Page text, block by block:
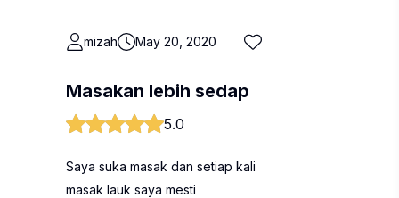
mizah May 20, 2020
Masakan lebih sedap
5.0
Saya suka masak dan setiap kali
masak lauk saya mesti